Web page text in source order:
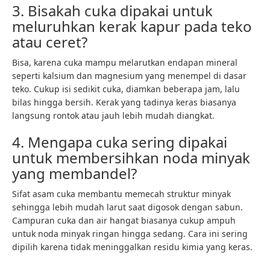
3. Bisakah cuka dipakai untuk
meluruhkan kerak kapur pada teko
atau ceret?
Bisa, karena cuka mampu melarutkan endapan mineral
seperti kalsium dan magnesium yang menempel di dasar
teko. Cukup isi sedikit cuka, diamkan beberapa jam, lalu
bilas hingga bersih. Kerak yang tadinya keras biasanya
langsung rontok atau jauh lebih mudah diangkat.
4. Mengapa cuka sering dipakai
untuk membersihkan noda minyak
yang membandel?
Sifat asam cuka membantu memecah struktur minyak
sehingga lebih mudah larut saat digosok dengan sabun.
Campuran cuka dan air hangat biasanya cukup ampuh
untuk noda minyak ringan hingga sedang. Cara ini sering
dipilih karena tidak meninggalkan residu kimia yang keras.